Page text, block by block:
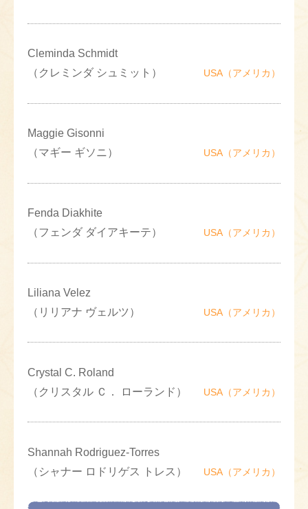
Cleminda Schmidt
（クレミンダ シュミット）
USA（アメリカ）
Maggie Gisonni
（マギー ギソニ）
USA（アメリカ）
Fenda Diakhite
（フェンダ ダイアキーテ）
USA（アメリカ）
Liliana Velez
（リリアナ ヴェルツ）
USA（アメリカ）
Crystal C. Roland
（クリスタル Ｃ． ローランド）
USA（アメリカ）
Shannah Rodriguez-Torres
（シャナー ロドリゲス トレス）
USA（アメリカ）